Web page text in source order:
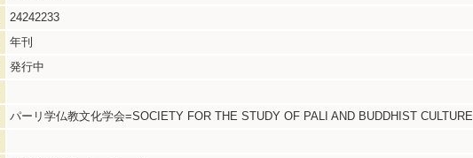
24242233
年刊
発行中
パーリ学仏教文化学会=SOCIETY FOR THE STUDY OF PALI AND BUDDHIST CULTURE